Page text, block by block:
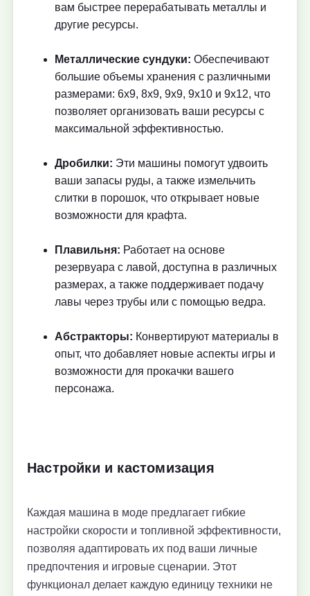
вам быстрее перерабатывать металлы и
другие ресурсы.
Металлические сундуки: Обеспечивают
большие объемы хранения с различными
размерами: 6x9, 8x9, 9x9, 9x10 и 9x12, что
позволяет организовать ваши ресурсы с
максимальной эффективностью.
Дробилки: Эти машины помогут удвоить
ваши запасы руды, а также измельчить
слитки в порошок, что открывает новые
возможности для крафта.
Плавильня: Работает на основе
резервуара с лавой, доступна в различных
размерах, а также поддерживает подачу
лавы через трубы или с помощью ведра.
Абстракторы: Конвертируют материалы в
опыт, что добавляет новые аспекты игры и
возможности для прокачки вашего
персонажа.
Настройки и кастомизация
Каждая машина в моде предлагает гибкие
настройки скорости и топливной эффективности,
позволяя адаптировать их под ваши личные
предпочтения и игровые сценарии. Этот
функционал делает каждую единицу техники не